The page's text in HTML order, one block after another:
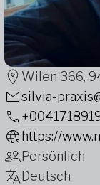
Wilen 366,
silvia-
https://
Persönlich
Deutsch